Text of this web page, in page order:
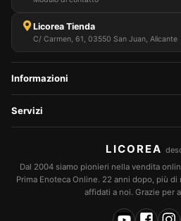
Licorea Tienda
C/ Carmen, 61, 03550 San Juan, Alicante
Informazioni
Servizi
LICOREA
Dal 2004 siamo pionieri nella vendita
Prima Enoteca Online. 22 anni dopo, più
affidati a noi. Grazie per